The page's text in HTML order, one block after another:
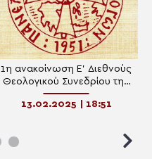
1η ανακοίνωση Ε’ Διεθνούς
Θεολογικού Συνεδρίου της
Πανελλήνιας Έκθεσης
Θεολόγων
13.02.2025 | 18:51